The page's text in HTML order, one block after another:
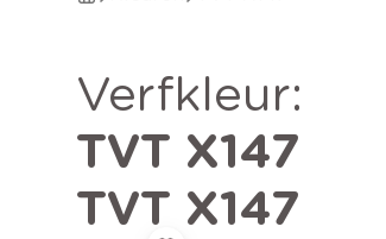
verfkleur:
TVT X147
TVT X147